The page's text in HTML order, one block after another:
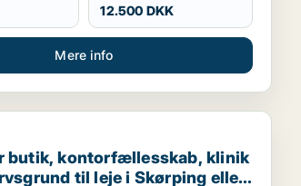
12.500 DKK
Mere info
Slangerup, Frederikssund eller
til leje i København
kontorfællesskab, klinik eller
butik, kontorfællesskab, klinik
til leje i Skørping eller